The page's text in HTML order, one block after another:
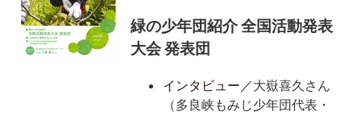
緑の少年団紹介 全国活動発表
大会 発表団
インタビュー／大嶽喜久さん
（多良峡もみじ少年団代表・